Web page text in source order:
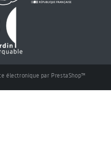
électronique par PrestaShop™